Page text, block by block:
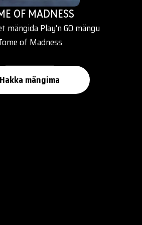
OF MADNESS
mängida Play'n GO mängu
of Madness
Hakka mängima